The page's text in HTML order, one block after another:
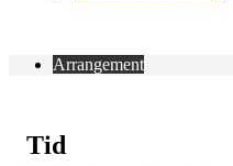
Arrangement
Tid